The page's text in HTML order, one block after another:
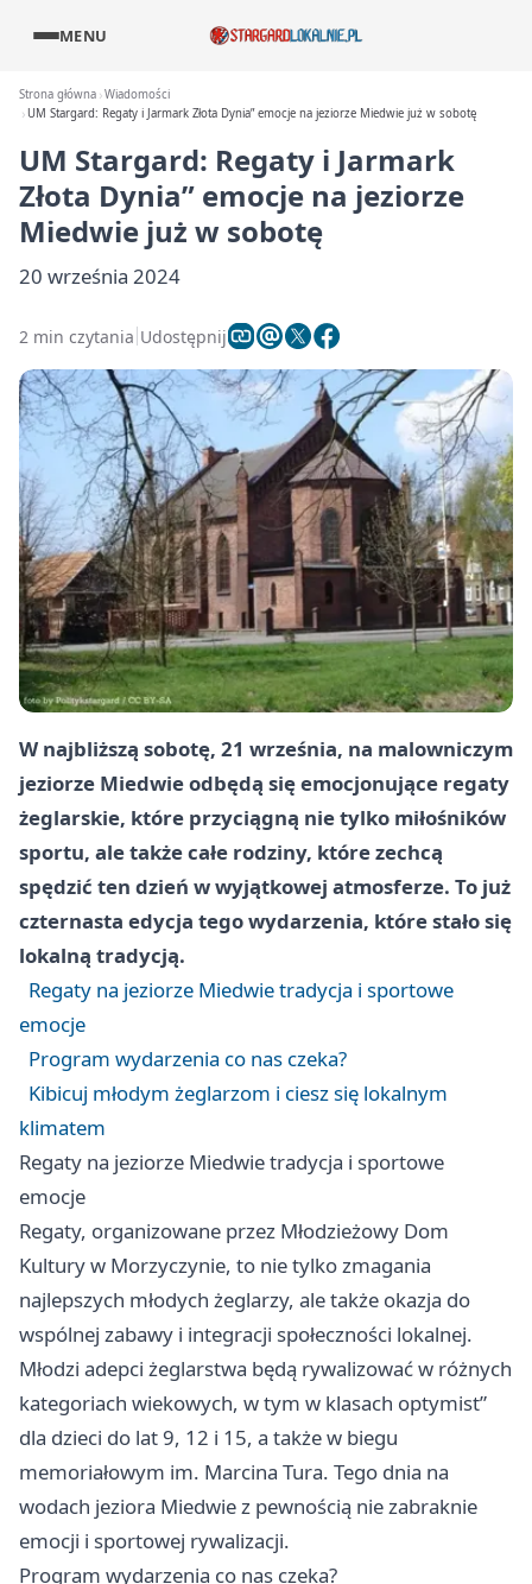
MENU
Strona główna Wiadomości
UM Stargard: Regaty i Jarmark Złota Dynia” emocje na jeziorze Miedwie już w sobotę
UM Stargard: Regaty i Jarmark
Złota Dynia” emocje na jeziorze
Miedwie już w sobotę
20 września 2024
2 min czytania Udostępnij
W najbliższą sobotę, 21 września, na malowniczym
jeziorze Miedwie odbędą się emocjonujące regaty
żeglarskie, które przyciągną nie tylko miłośników
sportu, ale także całe rodziny, które zechcą
spędzić ten dzień w wyjątkowej atmosferze. To już
czternasta edycja tego wydarzenia, które stało się
lokalną tradycją.
Regaty na jeziorze Miedwie tradycja i sportowe
emocje
Program wydarzenia co nas czeka?
Kibicuj młodym żeglarzom i ciesz się lokalnym
klimatem
Regaty na jeziorze Miedwie tradycja i sportowe
emocje
Regaty, organizowane przez Młodzieżowy Dom
Kultury w Morzyczynie, to nie tylko zmagania
najlepszych młodych żeglarzy, ale także okazja do
wspólnej zabawy i integracji społeczności lokalnej.
Młodzi adepci żeglarstwa będą rywalizować w różnych
kategoriach wiekowych, w tym w klasach optymist”
dla dzieci do lat 9, 12 i 15, a także w biegu
memoriałowym im. Marcina Tura. Tego dnia na
wodach jeziora Miedwie z pewnością nie zabraknie
emocji i sportowej rywalizacji.
Program wydarzenia co nas czeka?